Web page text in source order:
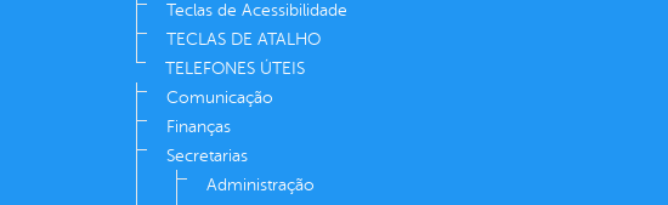
Teclas de Acessibilidade
TECLAS DE ATALHO
TELEFONES ÚTEIS
Comunicação
Finanças
Secretarias
Administração